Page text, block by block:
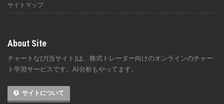
サイトマップ
About Site
チャートなび(当サイト)は、株式トレーダー向けのオンラインのチャー
ト学習サービスです。AI分析もやってます。
サイトについて